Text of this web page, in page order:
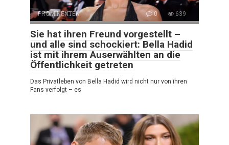
PROMINENTEN 0 639
Sie hat ihren Freund vorgestellt –
und alle sind schockiert: Bella Hadid
ist mit ihrem Auserwählten an die
Öffentlichkeit getreten
Das Privatleben von Bella Hadid wird nicht nur von ihren
Fans verfolgt – es